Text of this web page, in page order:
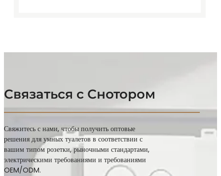
Связаться с Снотором
Свяжитесь с нами, чтобы получить оптовые
решения для умных туалетов в соответствии с
вашим типом розетки, рыночными стандартами,
электрическими требованиями и требованиями
OEM/ODM.